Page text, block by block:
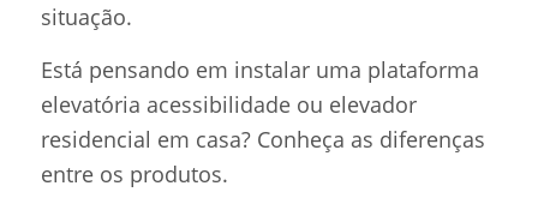
situação.
Está pensando em instalar uma plataforma
elevatória acessibilidade ou elevador
residencial em casa? Conheça as diferenças
entre os produtos.